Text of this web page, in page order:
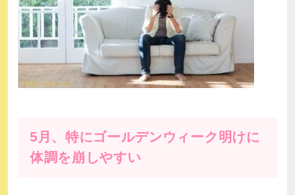
5月、特にゴールデンウィーク明けに
体調を崩しやすい